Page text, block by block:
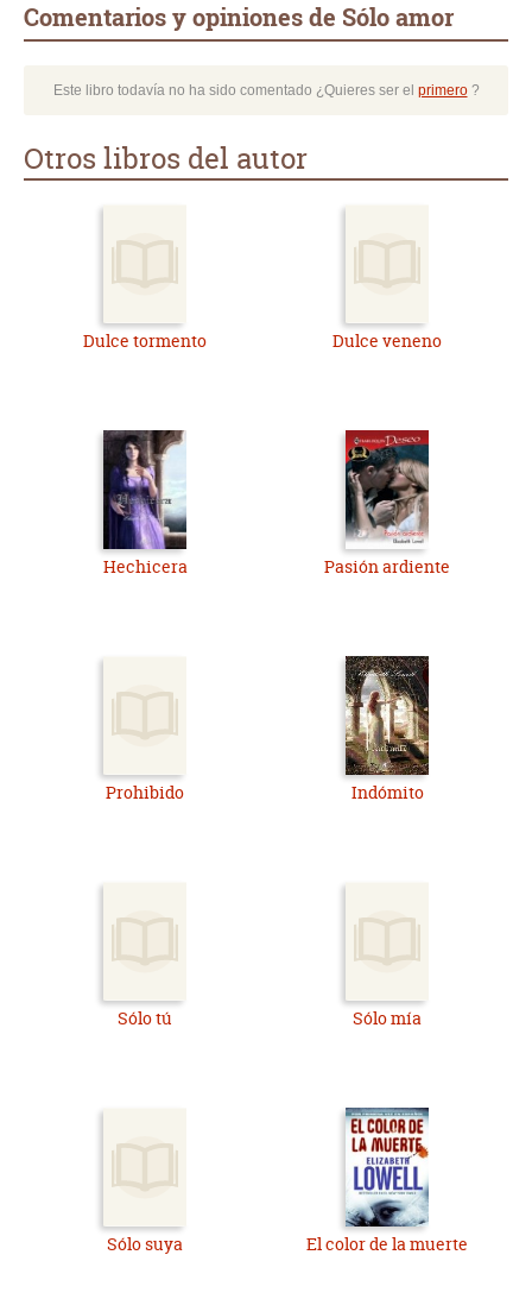
Comentarios y opiniones de Sólo amor
Este libro todavía no ha sido comentado ¿Quieres ser el primero?
Otros libros del autor
Dulce tormento Dulce veneno
Hechicera Pasión ardiente
Prohibido Indómito
Sólo tú Sólo mía
Sólo suya El color de la muerte